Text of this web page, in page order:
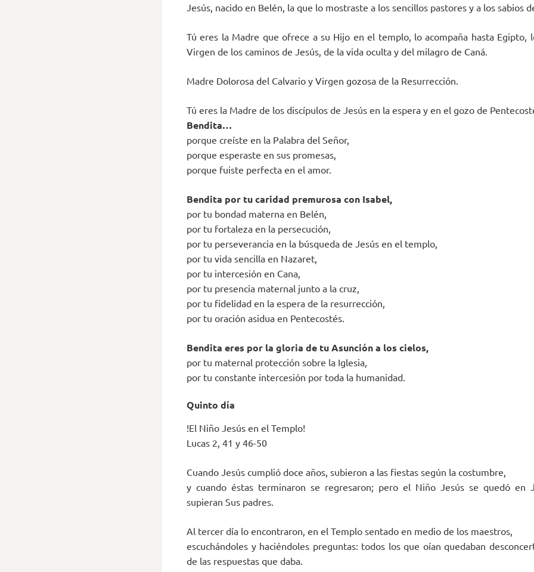
Jesús, nacido en Belén, la que lo mostraste a los sencillos pastores y a los sabios
Tú eres la Madre que ofrece a su Hijo en el templo, lo acompaña hasta Egipto,
Virgen de los caminos de Jesús, de la vida oculta y del milagro de Caná.
Madre Dolorosa del Calvario y Virgen gozosa de la Resurrección.
Tú eres la Madre de los discípulos de Jesús en la espera y en el gozo de
Bendita…
porque creíste en la Palabra del Señor,
porque esperaste en sus promesas,
porque fuiste perfecta en el amor.
Bendita por tu caridad premurosa con Isabel,
por tu bondad materna en Belén,
por tu fortaleza en la persecución,
por tu perseverancia en la búsqueda de Jesús en el templo,
por tu vida sencilla en Nazaret,
por tu intercesión en Cana,
por tu presencia maternal junto a la cruz,
por tu fidelidad en la espera de la resurrección,
por tu oración asidua en Pentecostés.
Bendita eres por la gloria de tu Asunción a los cielos,
por tu maternal protección sobre la Iglesia,
por tu constante intercesión por toda la humanidad.
Quinto día
!El Niño Jesús en el Templo!
Lucas 2, 41 y 46-50
Cuando Jesús cumplió doce años, subieron a las fiestas según la costumbre,
y cuando éstas terminaron se regresaron; pero el Niño Jesús se quedó en
supieran Sus padres.
Al tercer día lo encontraron, en el Templo sentado en medio de los maestros,
escuchándoles y haciéndoles preguntas: todos los que oían quedaban
de las respuestas que daba.